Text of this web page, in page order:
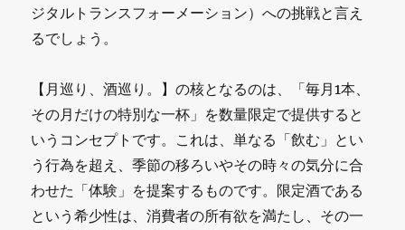
ジタルトランスフォーメーション）への挑戦と言え
るでしょう。
【月巡り、酒巡り。】の核となるのは、「毎月1本、
その月だけの特別な一杯」を数量限定で提供すると
いうコンセプトです。これは、単なる「飲む」とい
う行為を超え、季節の移ろいやその時々の気分に合
わせた「体験」を提案するものです。限定酒である
という希少性は、消費者の所有欲を満たし、その一